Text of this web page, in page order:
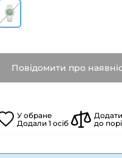
Повідомити про
У обране
Додали 1 осіб
Додати
до